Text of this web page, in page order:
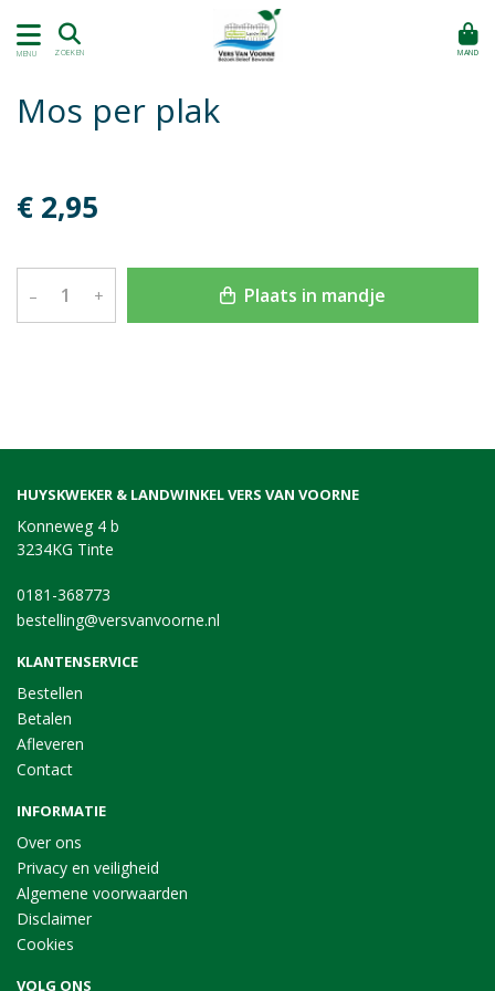
MENU ZOEKEN MAND
Mos per plak
€ 2,95
– + Plaats in mandje
HUYSKWEKER & LANDWINKEL VERS VAN VOORNE
Konneweg 4 b
3234KG Tinte
0181-368773
bestelling@versvanvoorne.nl
KLANTENSERVICE
Bestellen
Betalen
Afleveren
Contact
INFORMATIE
Over ons
Privacy en veiligheid
Algemene voorwaarden
Disclaimer
Cookies
VOLG ONS